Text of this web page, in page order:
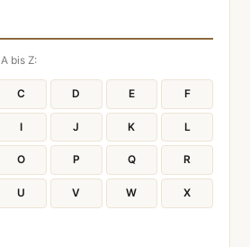
bis Z:
C D E F
I J K L
O P Q R
U V W X